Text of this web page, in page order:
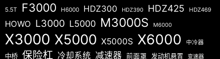
5.5T F3000 H6000 HDZ300 HDZ390 HDZ425 HDZ469
HOWO L3000 L5000 M3000S M6000
X3000 X5000 X5000S X6000 中冷器
中桥 保险杠 冷却系统 减速器 前面罩 发动机悬置 变速器